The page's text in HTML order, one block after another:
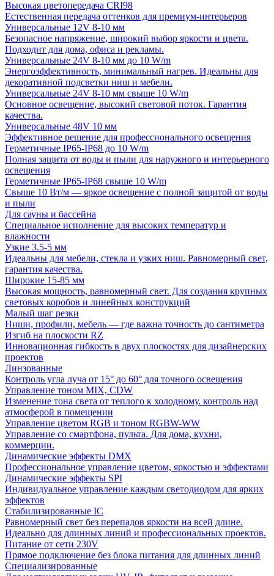
Высокая цветопередача CRI98
Естественная передача оттенков для премиум-интерьеров
Универсальные 12V 8-10 мм
Безопасное напряжение, широкий выбор яркости и цвета.
Подходит для дома, офиса и рекламы.
Универсальные 24V 8-10 мм до 10 W/m
Энергоэффективность, минимальный нагрев. Идеальны для
декоративной подсветки ниш и мебели.
Универсальные 24V 8-10 мм свыше 10 W/m
Основное освещение, высокий световой поток. Гарантия
качества.
Универсальные 48V 10 мм
Эффективное решение для профессионального освещения
Герметичные IP65-IP68 до 10 W/m
Полная защита от воды и пыли для наружного и интерьерного
освещения
Герметичные IP65-IP68 свыше 10 W/m
Свыше 10 Вт/м — яркое освещение с полной защитой от воды
и пыли
Для сауны и бассейна
Специальное исполнение для высоких температур и
влажности
Узкие 3.5-5 мм
Идеальны для мебели, стекла и узких ниш. Равномерный свет,
гарантия качества.
Широкие 15-85 мм
Высокая мощность, равномерный свет. Для создания крупных
световых коробов и линейных конструкций
Малый шаг резки
Ниши, профили, мебель — где важна точность до сантиметра
Изгиб на плоскости RZ
Инновационная гибкость в двух плоскостях для дизайнерских
проектов
Линзованные
Контроль угла луча от 15° до 60° для точного освещения
Управление тоном MIX, CDW
Изменение тона света от теплого к холодному. контроль над
атмосферой в помещении
Управление цветом RGB и тоном RGBW-WW
Управление со смартфона, пульта. Для дома, кухни,
коммерции.
Динамические эффекты DMX
Профессиональное управление цветом, яркостью и эффектами
Динамические эффекты SPI
Индивидуальное управление каждым светодиодом для ярких
эффектов
Стабилизированные IC
Равномерный свет без перепадов яркости на всей длине.
Идеально для длинных линий и профессиональных проектов.
Питание от сети 230V
Прямое подключение без блока питания для длинных линий
Специализированные